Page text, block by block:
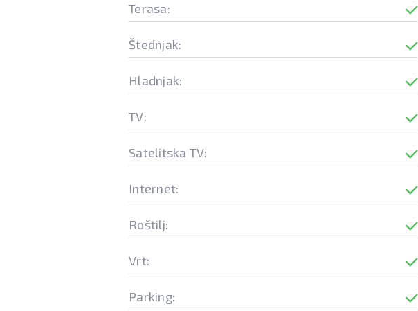
Terasa:
Štednjak:
Hladnjak:
TV:
Satelitska TV:
Internet:
Roštilj:
Vrt:
Parking: